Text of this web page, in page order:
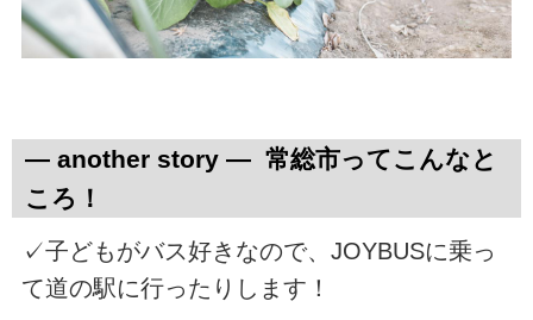
― another story ― 常総市ってこんなと
ころ！
✓子どもがバス好きなので、JOYBUSに乗っ
て道の駅に行ったりします！